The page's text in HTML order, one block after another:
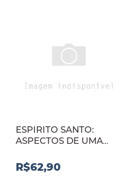
ESPIRITO SANTO:
ASPECTOS DE UMA
SOLIDARIA A
R$62,90